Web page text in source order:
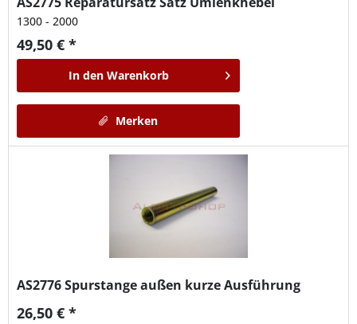
1300 - 2000
49,50 € *
In den Warenkorb
Merken
AS2776Spurstange außen kurze Ausführung
26,50 € *